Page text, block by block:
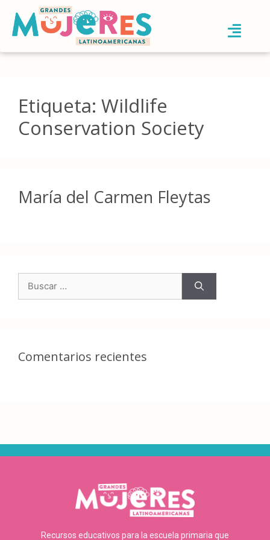
Etiqueta: Wildlife
Conservation Society
María del Carmen Fleytas
Comentarios recientes
Recursos educativos para la escuela primaria que